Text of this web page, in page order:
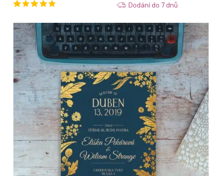
Dodání do 7 dnů